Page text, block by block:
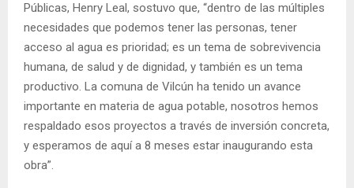
Públicas, Henry Leal, sostuvo que, “dentro de las múltiples
necesidades que podemos tener las personas, tener
acceso al agua es prioridad; es un tema de sobrevivencia
humana, de salud y de dignidad, y también es un tema
productivo. La comuna de Vilcún ha tenido un avance
importante en materia de agua potable, nosotros hemos
respaldado esos proyectos a través de inversión concreta,
y esperamos de aquí a 8 meses estar inaugurando esta
obra”.